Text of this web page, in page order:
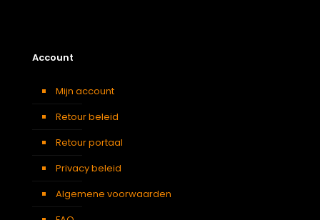
Account
Mijn account
Retour beleid
Retour portaal
Privacy beleid
Algemene voorwaarden